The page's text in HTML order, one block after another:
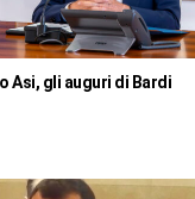
Asi, gli auguri di Bardi